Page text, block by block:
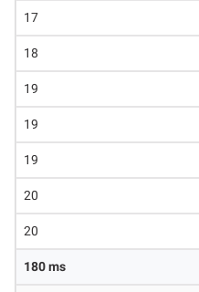
17
18
19
19
19
20
20
180 ms